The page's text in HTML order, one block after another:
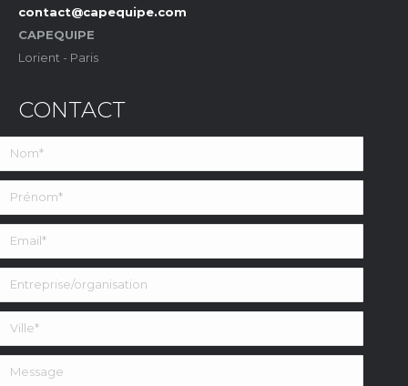
contact@capequipe.com
CAPEQUIPE
Lorient - Paris
CONTACT